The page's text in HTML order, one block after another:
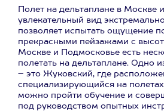
Полет на дельтаплане в Москве
увлекательный вид
позволяет испытать ощущение
прекрасными пейзажами с
Москве и Подмосковье есть
полетать на дельтаплане. Одно
– это Жуковский, где
специализирующийся на
можно пройти обучение и
под руководством опытных